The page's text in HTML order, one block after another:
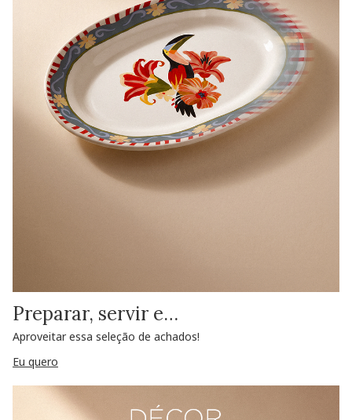
Preparar, servir e…
Aproveitar essa seleção de achados!
Eu quero